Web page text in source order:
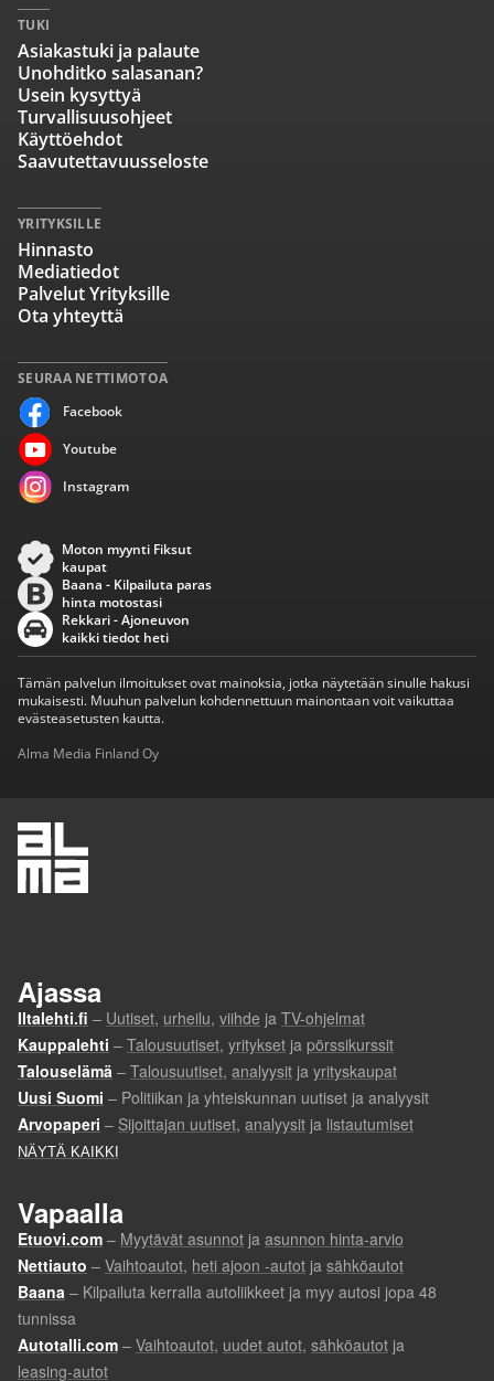
SEURAA NETTIMOTOA
Facebook
Youtube
Instagram
TUKI
Asiakastuki ja palaute
Unohditko salasanan?
Usein kysyttyä
Turvallisuusohjeet
Käyttöehdot
Saavutettavuusseloste
YRITYKSILLE
Hinnasto
Mediatiedot
Palvelut Yrityksille
Ota yhteyttä
Moton myynti Fiksut
kaupat
Baana - Kilpailuta paras
hinta motostasi
Rekkari - Ajoneuvon
kaikki tiedot heti
Tämän palvelun ilmoitukset ovat mainoksia, jotka näytetään sinulle hakusi
mukaisesti. Muuhun palvelun kohdennettuun mainontaan voit vaikuttaa
evästeasetusten kautta.
Alma Media Finland Oy